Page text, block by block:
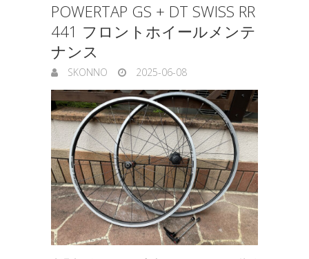
POWERTAP GS + DT SWISS RR
441 フロントホイールメンテ
ナンス
SKONNO 2025-06-08